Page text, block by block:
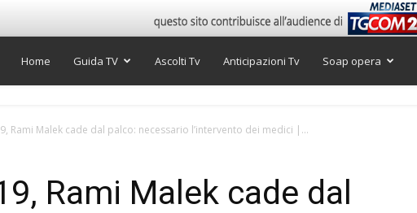
Super
Home Guida TV Ascolti Tv Anticipazioni Tv Soap opera
Rami Malek cade dal palco: necessario l’intervento dei medici |...
Rami Malek cade dal